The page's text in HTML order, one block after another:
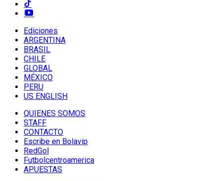
Ediciones
ARGENTINA
BRASIL
CHILE
GLOBAL
MÉXICO
PERU
US ENGLISH
QUIENES SOMOS
STAFF
CONTACTO
Escribe en Bolavip
RedGol
Futbolcentroamerica
APUESTAS